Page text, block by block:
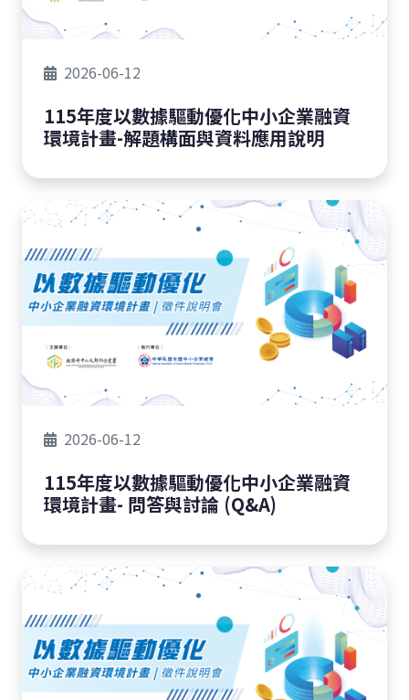
2026-06-12
115年度以數據驅動優化中小企業融資
環境計畫-解題構面與資料應用說明
2026-06-12
115年度以數據驅動優化中小企業融資
環境計畫- 問答與討論 (Q&A)